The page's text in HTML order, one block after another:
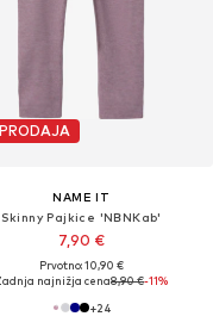
NAME IT
Skinny Pajkice 'NBNKab'
7,90 €
Prvotno: 10,90 €
najnižja cena8,90 €-11%
+24